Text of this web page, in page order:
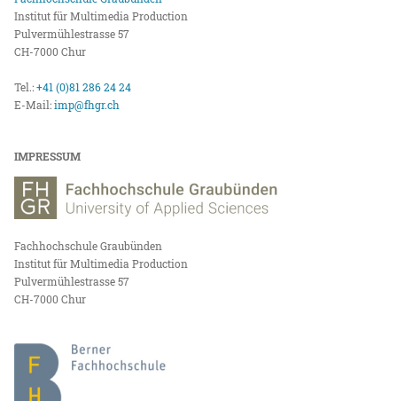
Institut für Multimedia Production
Pulvermühlestrasse 57
CH-7000 Chur
Tel.:+41 (0)81 286 24 24
E-Mail:imp@fhgr.ch
IMPRESSUM
Fachhochschule Graubünden
Institut für Multimedia Production
Pulvermühlestrasse 57
CH-7000 Chur